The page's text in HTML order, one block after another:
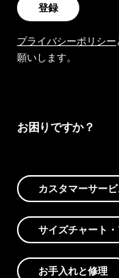
登録
プライバシーポリシー
願いします。
お困りですか？
カスタマーサー
サイズチャート
お手入れと修理